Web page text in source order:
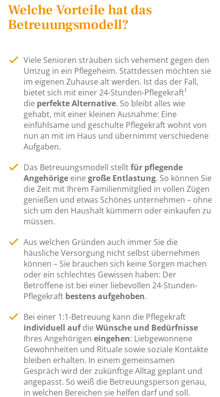
Welche Vorteile hat das
Betreuungsmodell?
Viele Senioren sträuben sich vehement gegen den
Umzug in ein Pflegeheim. Stattdessen möchten sie
im eigenen Zuhause alt werden. Ist das der Fall,
bietet sich mit einer 24-Stunden-Pflegekraft¹
die perfekte Alternative. So bleibt alles wie
gehabt, mit einer kleinen Ausnahme: Eine
einfühlsame und geschulte Pflegekraft wohnt von
nun an mit im Haus und übernimmt verschiedene
Aufgaben.
Das Betreuungsmodell stelltfür pflegende
Angehörige eine große Entlastung. So können Sie
die Zeit mit Ihrem Familienmitglied in vollen Zügen
genießen und etwas Schönes unternehmen – ohne
sich um den Haushalt kümmern oder einkaufen zu
müssen.
Aus welchen Gründen auch immer Sie die
häusliche Versorgung nicht selbst übernehmen
können – Sie brauchen sich keine Sorgen machen
oder ein schlechtes Gewissen haben: Der
Betroffene ist bei einer liebevollen 24-Stunden-
Pflegekraft bestens aufgehoben.
Bei einer 1:1-Betreuung kann die Pflegekraft
individuell aufdie Wünsche und Bedürfnisse
Ihres Angehörigen eingehen: Liebgewonnene
Gewohnheiten und Rituale sowie soziale Kontakte
bleiben erhalten. In einem gemeinsamen
Gespräch wird der zukünftige Alltag geplant und
angepasst. So weiß die Betreuungsperson genau,
in welchen Bereichen sie helfen darf und soll.